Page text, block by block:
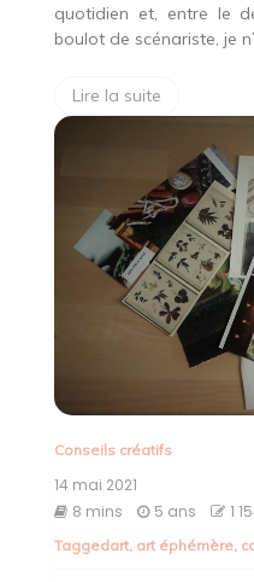
quotidien et, entre le
boulot de scénariste, je
Lire la suite
Conseils créatifs
14 mai 2021
8 mins
5 ans 1
Taggedart, art éphémère,